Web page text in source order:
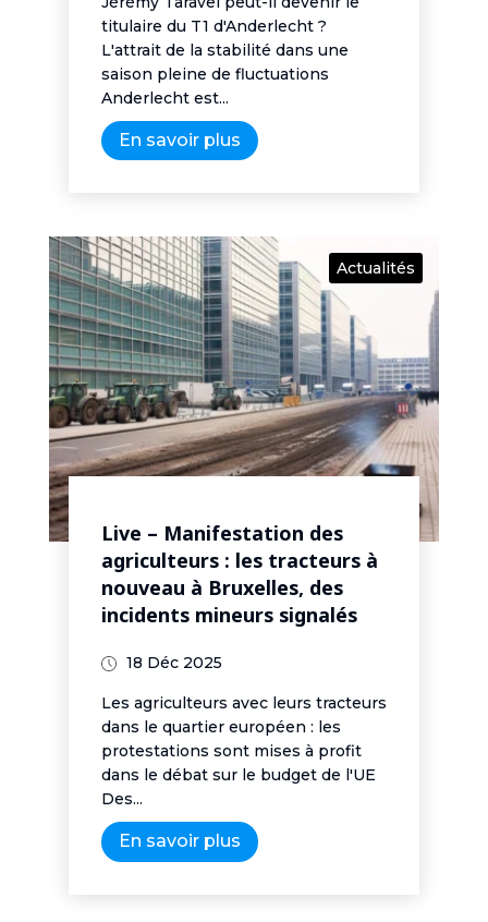
titulaire du T1 d'Anderlecht ?
L'attrait de la stabilité dans une
saison pleine de fluctuations
Anderlecht est...
En savoir plus
Actualités
Live – Manifestation des
agriculteurs : les tracteurs à
nouveau à Bruxelles, des
incidents mineurs signalés
18 Déc 2025
Les agriculteurs avec leurs tracteurs
dans le quartier européen : les
protestations sont mises à profit
dans le débat sur le budget de l'UE
Des...
En savoir plus